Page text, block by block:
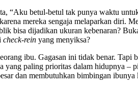
“Aku betul-betul tak punya waktu
mereka sengaja melaparkan diri.
bisa dijadikan ukuran kebenaran?
check-rein yang menyiksa?
ibu. Gagasan ini tidak benar. Tapi
paling prioritas dalam hidupnya –
dan membutuhkan bimbingan